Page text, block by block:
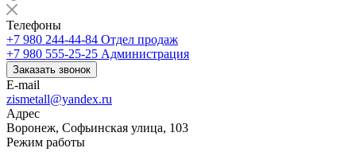
Телефоны
+7 980 244-44-84 Отдел продаж
+7 980 555-25-25 Администрация
Заказать звонок
E-mail
zismetall@yandex.ru
Адрес
Воронеж, Софьинская улица, 103
Режим работы